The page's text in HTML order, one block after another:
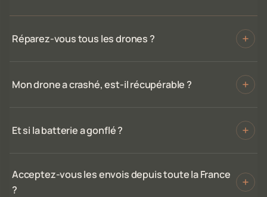
Réparez-vous tous les drones ?
Mon drone a crashé, est-il récupérable ?
Et si la batterie a gonflé ?
Acceptez-vous les envois depuis toute la France
?